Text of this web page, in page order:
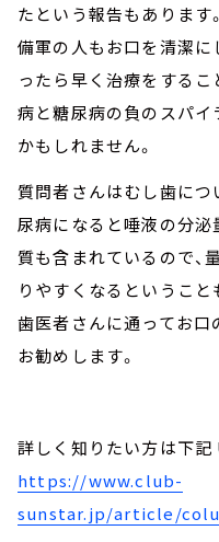
たという報告もあります
備軍の人もお口を清潔に
ったら早く治療をするこ
病と糖尿病の負のスパ
かもしれません。
質問者さんはむし歯につ
尿病になると唾液の分泌
質も含まれているので、
りやすくなるということ
歯医者さんに通ってお口
お勧めします。
詳しく知りたい方は下記
https://www.club-
sunstar.jp/article/